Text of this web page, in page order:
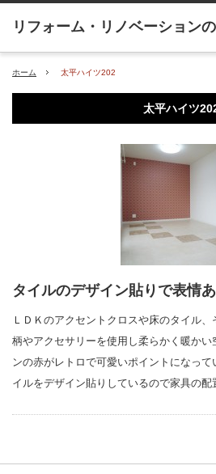
ホーム 太平ハイツ202
太平ハイツ
タイルのデザイン貼りで表情あ
ＬＤＫのアクセントクロスや床のタイル
柄やアクセサリーを使用し柔らかく暖か
ンの赤がレトロで可愛いポイントになっ
イルをデザイン貼りしているので家具の